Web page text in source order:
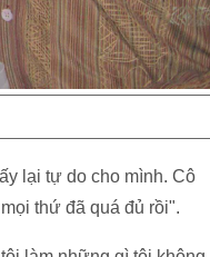
lại tự do cho mình. Cô
thứ đã quá đủ rồi".